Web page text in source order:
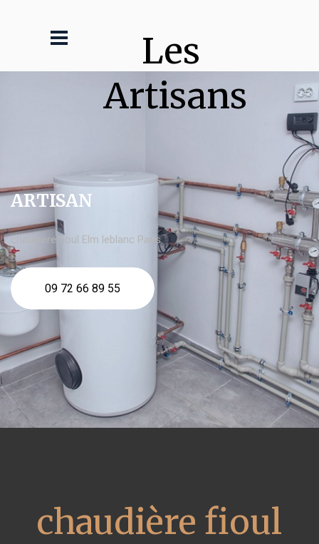
Les
Artisans
ARTISAN
chaudière fioul Elm leblanc Paris
09 72 66 89 55
chaudière fioul